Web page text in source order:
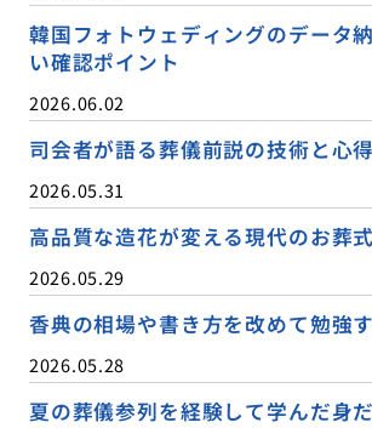
韓国フォトウェディングのデータ
い確認ポイント
2026.06.02
司会者が語る葬儀前説の技術と心得
2026.05.31
高品質な造花が変える現代のお葬
2026.05.29
香典の相場や書き方を改めて勉強
2026.05.28
夏の葬儀参列を経験して学んだ身